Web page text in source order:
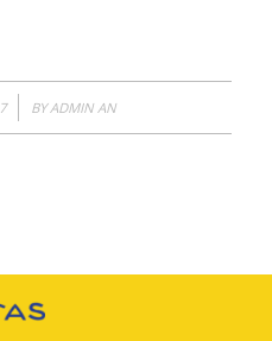
BYADMIN AN